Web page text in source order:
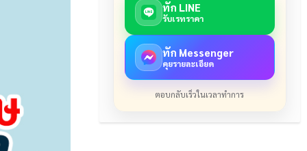
ทัก LINE
รับเรทราคา
ทัก Messenger
คุยรายละเอียด
ตอบกลับเร็วในเวลาทำการ